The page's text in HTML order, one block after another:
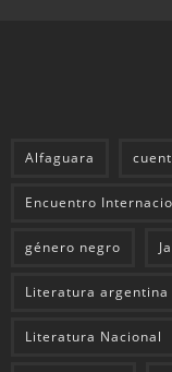
Alfaguara
Encuentro
género negro
Literatura argentina
Literatura Nacional